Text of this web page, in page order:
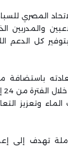
المصري
والمدربين
كل الدعم
باستضافة
للبطولة
وتعزيز
تهدف إلى